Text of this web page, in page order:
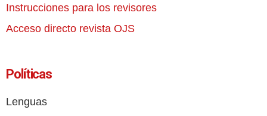
Instrucciones para los revisores
Acceso directo revista OJS
Políticas
Lenguas